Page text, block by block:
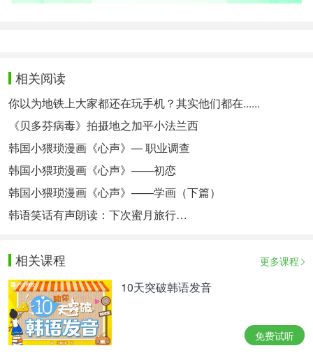
相关阅读
你以为地铁上大家都还在玩手机？其实他们都在......
《贝多芬病毒》拍摄地之加平小法兰西
韩国小猥琐漫画《心声》— 职业调查
韩国小猥琐漫画《心声》——初恋
韩国小猥琐漫画《心声》——学画（下篇）
韩语笑话有声朗读：下次蜜月旅行…
相关课程 更多课程
10天突破韩语发音
免费试听